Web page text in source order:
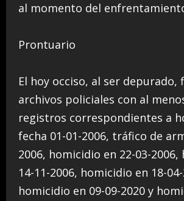
al momento del
Prontuario
El hoy occiso, al ser depurado,
archivos policiales con al
registros correspondientes a
fecha 01-01-2006, tráfico de
2006, homicidio en 22-03-
14-11-2006, homicidio en 18-
homicidio en 09-09-2020 y